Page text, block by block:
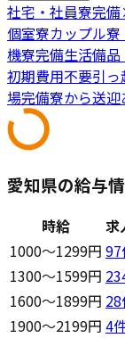
社宅・社員寮完備
個室寮カップル
機寮完備生活備
初期費用不要引
場完備寮から送迎
愛知県の給与
時給
求
1000〜1299円 97
1300〜1599円
1600〜1899円 28
1900〜2199円 4